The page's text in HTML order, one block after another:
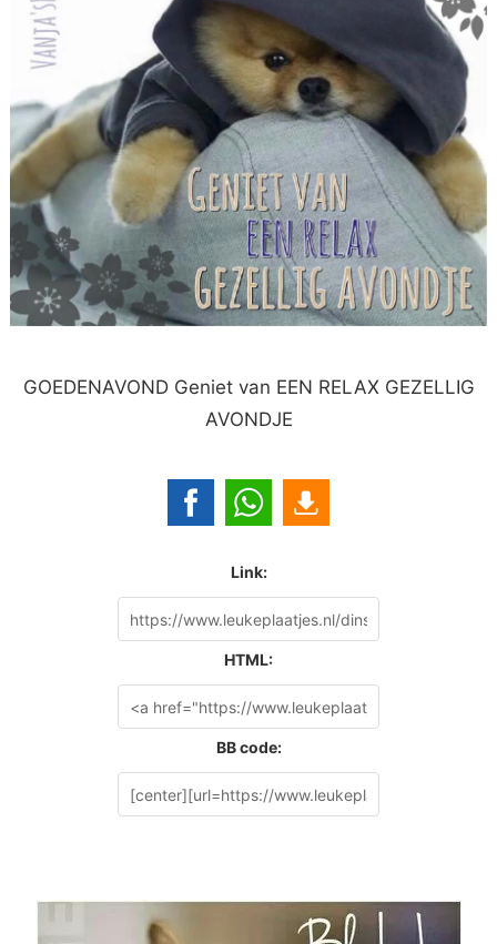
GOEDENAVOND Geniet van EEN RELAX GEZELLIG
AVONDJE
Link:
HTML:
BB code: